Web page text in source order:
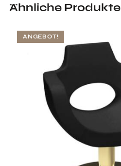
Ähnliche Produkte
ANGEBOT!